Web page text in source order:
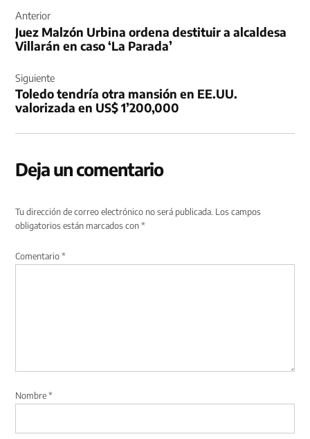
de
entradas
Anterior
Juez Malzón Urbina ordena destituir a alcaldesa
Villarán en caso ‘La Parada’
Siguiente
Toledo tendría otra mansión en EE.UU.
valorizada en US$ 1’200,000
Deja un comentario
Tu dirección de correo electrónico no será publicada. Los campos
obligatorios están marcados con*
Comentario*
Nombre*